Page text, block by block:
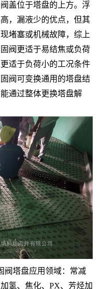
盖位于塔盘的上方。浮
，漏液少的优点，但其
堵塞或机械故障，综上
阀更适于易结焦或负荷
适于负荷小的工况条件
阀可变换通用的塔盘结
通过整体更换塔盘解
塔盘应用领域：常减
氢、焦化、PX、芳烃加